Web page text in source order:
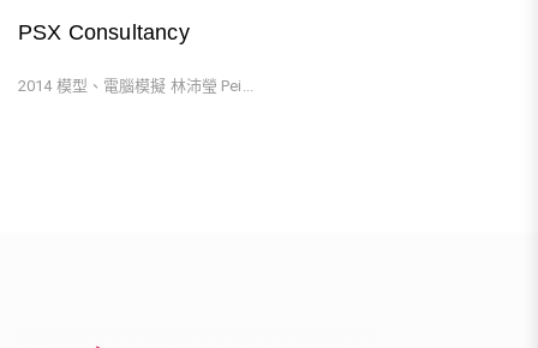
PSX Consultancy
2014 模型、電腦模擬 林沛瑩 Pei...